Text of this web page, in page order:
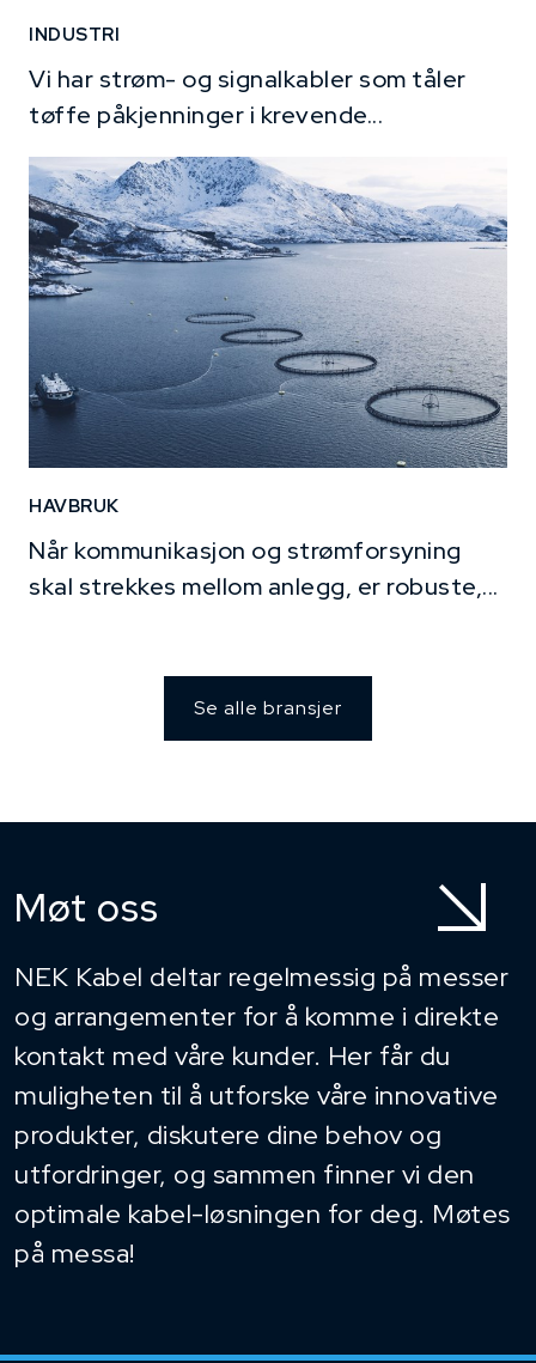
INDUSTRI
Vi har strøm- og signalkabler som tåler
tøffe påkjenninger i krevende...
HAVBRUK
Når kommunikasjon og strømforsyning
skal strekkes mellom anlegg, er robuste,...
Se alle bransjer
Møt oss
NEK Kabel deltar regelmessig på messer
og arrangementer for å komme i direkte
kontakt med våre kunder. Her får du
muligheten til å utforske våre innovative
produkter, diskutere dine behov og
utfordringer, og sammen finner vi den
optimale kabel-løsningen for deg. Møtes
på messa!